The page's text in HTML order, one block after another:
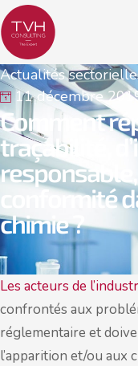
Actualités
11 décembre
Comment
traçabilité,
conformité
chimie ?
Les acteurs de
confrontés aux
réglementaire et
l’apparition et/ou aux